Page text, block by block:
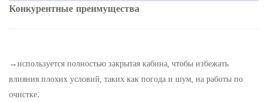
Конкурентные преимущества
→используется полностью закрытая кабина, чтобы избежать
влияния плохих условий, таких как погода и шум, на работы по
очистке;